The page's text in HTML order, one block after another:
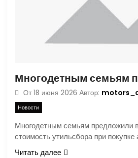
От 18 июня 2026 Автор:
Новости
Многодетным семьям предложили
стоимость утильсбора при
Читать далее